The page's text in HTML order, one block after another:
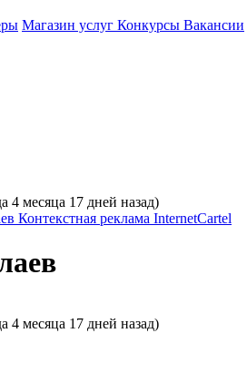
Магазин услуг Конкурсы Вакансии
4 месяца 17 дней назад)
4 месяца 17 дней назад)